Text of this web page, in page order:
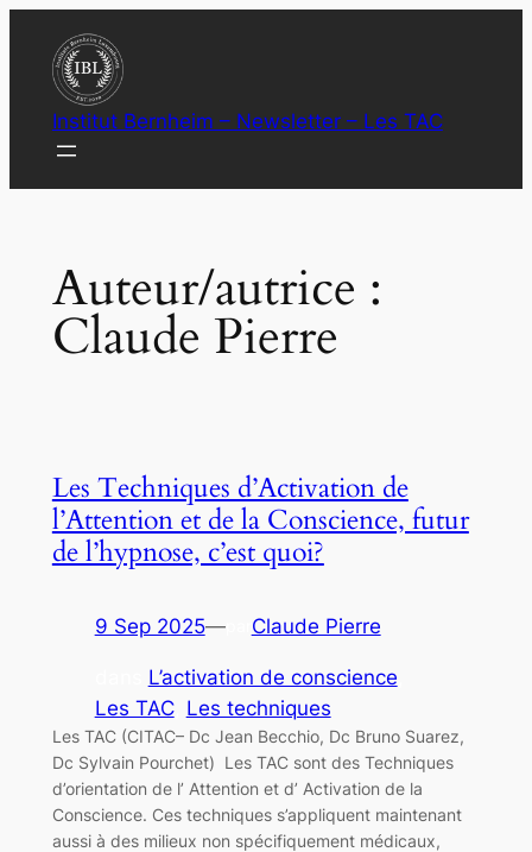
contenu
Institut Bernheim – Newsletter – Les TAC
Auteur/autrice :
Claude Pierre
Les Techniques d’Activation de
l’Attention et de la Conscience, futur
de l’hypnose, c’est quoi?
9 Sep 2025—par Claude Pierre
L’activation de conscience
Les TAC, Les techniques
Les TAC (CITAC– Dc Jean Becchio, Dc Bruno Suarez,
Dc Sylvain Pourchet) Les TAC sont des Techniques
d’orientation de l’ Attention et d’ Activation de la
Conscience. Ces techniques s’appliquent maintenant
aussi à des milieux non spécifiquement médicaux,